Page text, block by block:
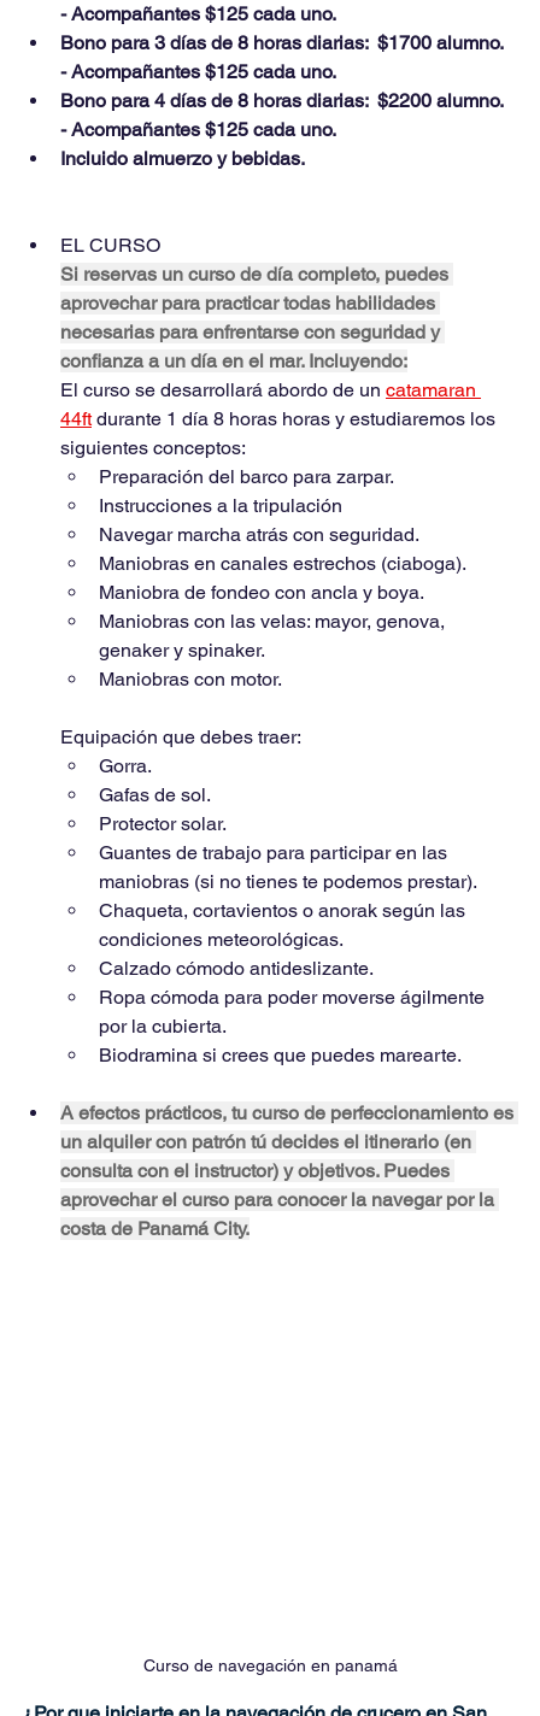
- Acompañantes $125 cada uno.
Bono para 3 días de 8 horas diarias:  $1700 alumno.
- Acompañantes $125 cada uno.
Bono para 4 días de 8 horas diarias:  $2200 alumno.
- Acompañantes $125 cada uno.
Incluido almuerzo y bebidas.
EL CURSO
Si reservas un curso de día completo, puedes
aprovechar para practicar todas habilidades
necesarias para enfrentarse con seguridad y
confianza a un día en el mar. Incluyendo:
El curso se desarrollará abordo de un catamaran
44ft durante 1 día 8 horas horas y estudiaremos los
siguientes conceptos:
Preparación del barco para zarpar.
Instrucciones a la tripulación
Navegar marcha atrás con seguridad.
Maniobras en canales estrechos (ciaboga).
Maniobra de fondeo con ancla y boya.
Maniobras con las velas: mayor, genova,
genaker y spinaker.
Maniobras con motor.
Equipación que debes traer:
﻿﻿Gorra.
﻿﻿Gafas de sol.
﻿﻿Protector solar.
﻿﻿Guantes de trabajo para participar en las
maniobras (si no tienes te podemos prestar).
﻿﻿Chaqueta, cortavientos o anorak según las
condiciones meteorológicas.
﻿﻿Calzado cómodo antideslizante.
﻿﻿Ropa cómoda para poder moverse ágilmente
por la cubierta.
﻿﻿Biodramina si crees que puedes marearte.
A efectos prácticos, tu curso de perfeccionamiento es
un alquiler con patrón tú decides el itinerario (en
consulta con el instructor) y objetivos. Puedes
aprovechar el curso para conocer la navegar por la
costa de Panamá City.
Curso de navegación en panamá